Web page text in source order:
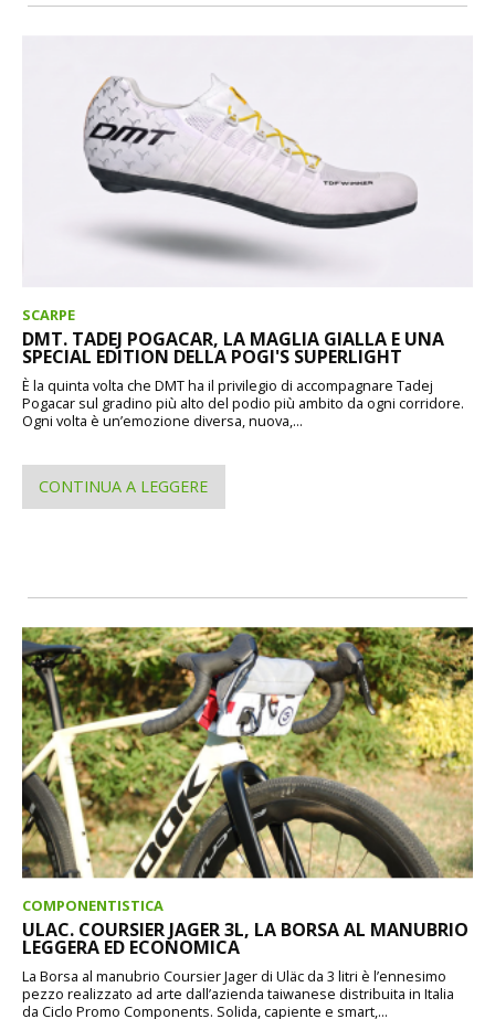
SCARPE
DMT. TADEJ POGACAR, LA MAGLIA GIALLA E UNA
SPECIAL EDITION DELLA POGI'S SUPERLIGHT
È la quinta volta che DMT ha il privilegio di accompagnare Tadej
Pogacar sul gradino più alto del podio più ambito da ogni corridore.
Ogni volta è un’emozione diversa, nuova,...
CONTINUA A LEGGERE
COMPONENTISTICA
ULAC. COURSIER JAGER 3L, LA BORSA AL MANUBRIO
LEGGERA ED ECONOMICA
La Borsa al manubrio Coursier Jager di Uläc da 3 litri è l’ennesimo
pezzo realizzato ad arte dall’azienda taiwanese distribuita in Italia
da Ciclo Promo Components. Solida, capiente e smart,...